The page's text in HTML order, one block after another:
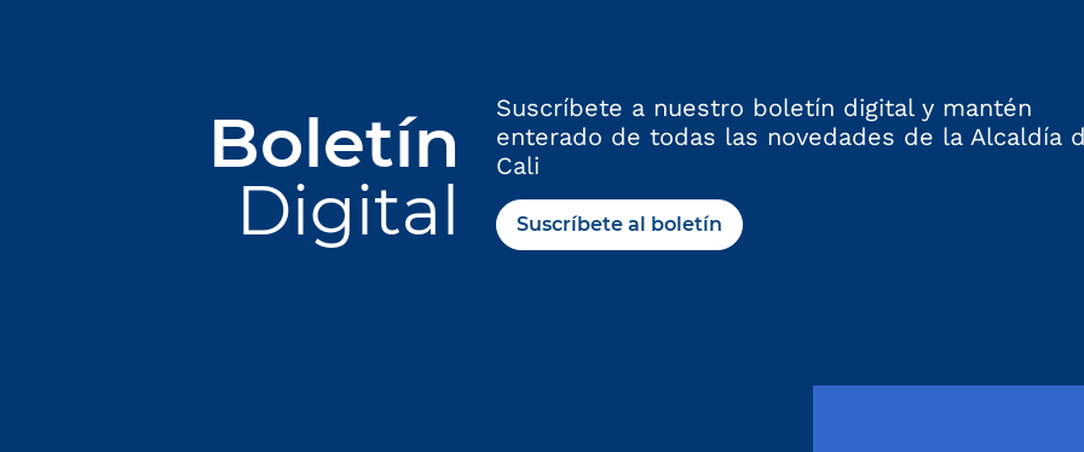
Boletín
Digital
Suscríbete a nuestro boletín digital y mantén
enterado de todas las novedades de la Alcaldía
Cali
Suscríbete al boletín